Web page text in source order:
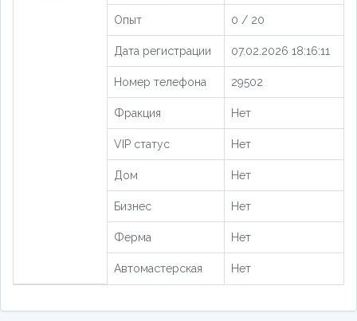
Опыт 0 / 20
Дата регистрации 07.02.2026 18:16:11
Номер телефона 29502
Фракция Нет
VIP статус Нет
Дом Нет
Бизнес Нет
Ферма Нет
Автомастерская Нет